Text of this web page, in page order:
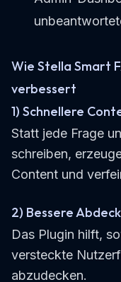
Wie Stella Smart
verbessert
1) Schnellere
Statt jede Frage
schreiben,
Content und
2) Bessere
Das Plugin hilft,
versteckte
abzudecken.